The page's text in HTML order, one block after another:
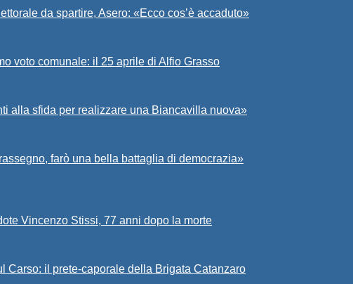
da spartire, Asero: «Ecco cos’è accaduto»
voto comunale: il 25 aprile di Alfio Grasso
alla sfida per realizzare una Biancavilla nuova»
farò una bella battaglia di democrazia»
Vincenzo Stissi, 77 anni dopo la morte
Carso: il prete-caporale della Brigata Catanzaro